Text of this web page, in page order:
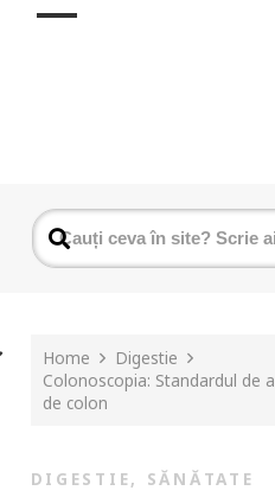
Home
Digestie
Colonoscopia: Standardul de
de colon
DIGESTIE, SĂNĂTATE